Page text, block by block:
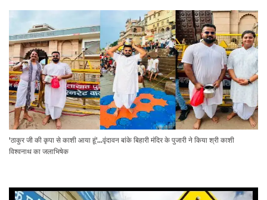
'ठाकुर जी की कृपा से काशी आया हूं'...वृंदावन बांके बिहारी मंदिर के पुजारी ने किया श्री काशी
विश्वनाथ का जलाभिषेक